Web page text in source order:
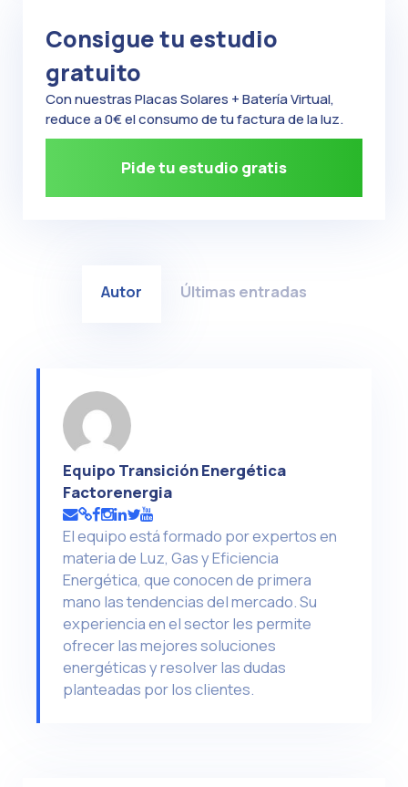
Consigue tu estudio
gratuito
Con nuestras Placas Solares + Batería Virtual,
reduce a 0€ el consumo de tu factura de la luz.
Pide tu estudio gratis
Autor Últimas entradas
Equipo Transición Energética
Factorenergia
El equipo está formado por expertos en
materia de Luz, Gas y Eficiencia
Energética, que conocen de primera
mano las tendencias del mercado. Su
experiencia en el sector les permite
ofrecer las mejores soluciones
energéticas y resolver las dudas
planteadas por los clientes.